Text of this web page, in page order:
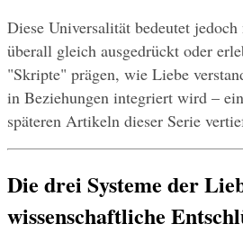
Diese Universalität bedeutet
überall gleich ausgedrückt oder
"Skripte" prägen, wie Liebe
in Beziehungen integriert wird –
späteren Artikeln dieser Serie
Die drei Systeme der
wissenschaftliche